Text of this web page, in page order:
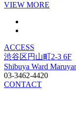
VIEW MORE
ACCESS
渋谷区円山町2-3 6F
Shibuya Ward
03-3462-4420
CONTACT